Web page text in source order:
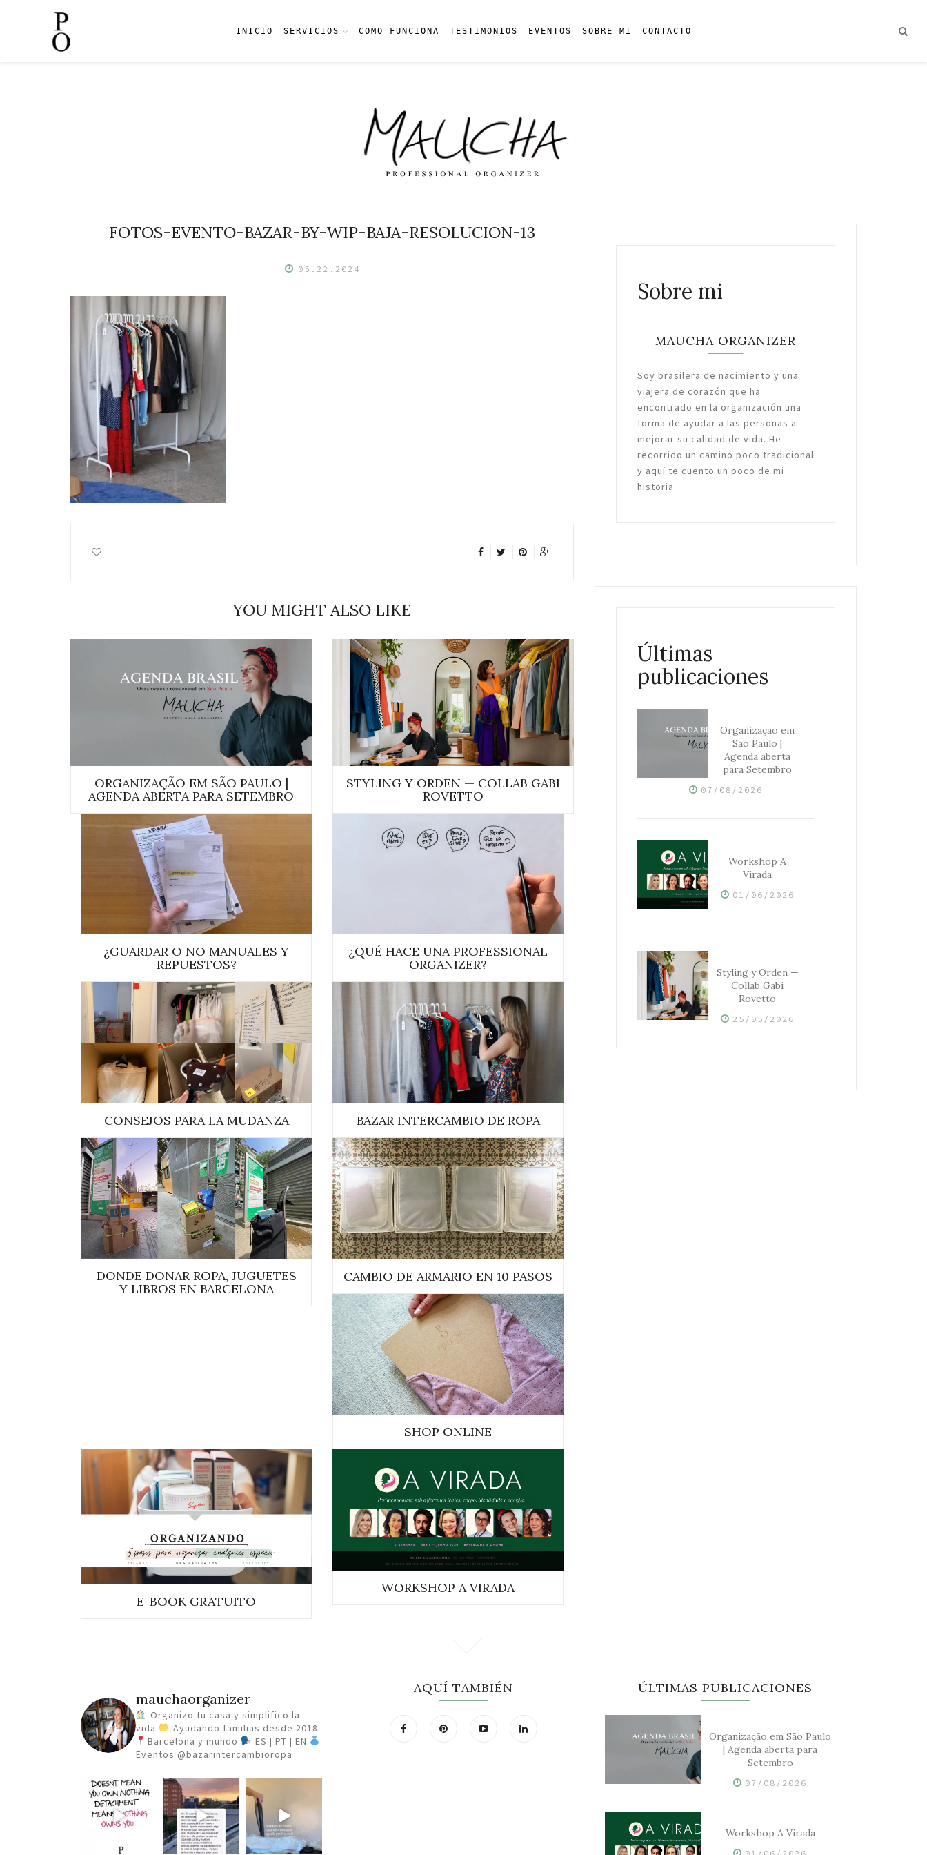
INICIO SERVICIOS COMO FUNCIONA TESTIMONIOS EVENTOS SOBRE MI CONTACTO
FOTOS-EVENTO-BAZAR-BY-WIP-BAJA-RESOLUCION-13
05.22.2024
YOU MIGHT ALSO LIKE
ORGANIZAÇÃO EM SÃO PAULO |
AGENDA ABERTA PARA SETEMBRO
STYLING Y ORDEN — COLLAB GABI
ROVETTO
¿GUARDAR O NO MANUALES Y
REPUESTOS?
¿QUÉ HACE UNA PROFESSIONAL
ORGANIZER?
CONSEJOS PARA LA MUDANZA BAZAR INTERCAMBIO DE ROPA
DONDE DONAR ROPA, JUGUETES
Y LIBROS EN BARCELONA
CAMBIO DE ARMARIO EN 10 PASOS
SHOP ONLINE
E-BOOK GRATUITO
WORKSHOP A VIRADA
Sobre mi
MAUCHA ORGANIZER
Soy brasilera de nacimiento y una
viajera de corazón que ha
encontrado en la organización una
forma de ayudar a las personas a
mejorar su calidad de vida. He
recorrido un camino poco tradicional
y aquí te cuento un poco de mi
historia.
Últimas
publicaciones
Organização em
São Paulo |
Agenda aberta
para Setembro
07/08/2026
Workshop A
Virada
01/06/2026
Styling y Orden —
Collab Gabi
Rovetto
25/05/2026
mauchaorganizer
Organizo tu casa y simplifico la
vida
Ayudando familias desde 2018
Barcelona y mundo
ES | PT | EN
Eventos @bazarintercambioropa
AQUÍ TAMBIÉN ÚLTIMAS PUBLICACIONES
Organização em São Paulo
| Agenda aberta para
Setembro
07/08/2026
Workshop A Virada